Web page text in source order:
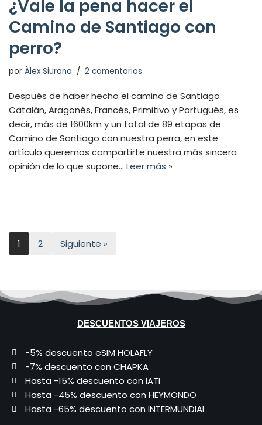
¿Vale la pena hacer el
Camino de Santiago con
perro?
por Àlex Siurana 2 comentarios
Después de haber hecho el camino de Santiago
Catalán, Aragonés, Francés, Primitivo y Portugués, es
decir, más de 1600km y un total de 89 etapas de
Camino de Santiago con nuestra perra, en este
artículo queremos compartirte nuestra más sincera
opinión de lo que supone… Leer más »
1 2 Siguiente »
DESCUENTOS VIAJEROS
-5% descuento eSIM HOLAFLY
-7% descuento con CHAPKA
Hasta -15% descuento con IATI
Hasta -45% descuento con HEYMONDO
Hasta -65% descuento con INTERMUNDIAL